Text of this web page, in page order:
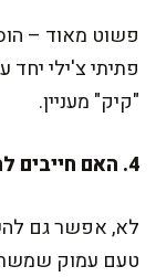
פשוט מאוד –
פתיתי צ'ילי יחד
"קיק" מעניין.
4. האם חייבים להשתמש בשמן זית?
לא, אפשר גם
טעם עמוק